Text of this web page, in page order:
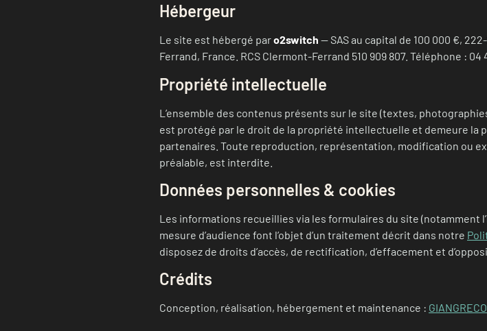
Hébergeur
Le site est hébergé paro2switch — SAS au capital de 100 000 €,
Ferrand, France. RCS Clermont-Ferrand 510 909 807. Téléphone : 04
Propriété intellectuelle
L’ensemble des contenus présents sur le site (textes,
est protégé par le droit de la propriété intellectuelle et demeure la
partenaires. Toute reproduction, représentation, modification ou
préalable, est interdite.
Données personnelles & cookies
Les informations recueillies via les formulaires du site (notamment
mesure d’audience font l’objet d’un traitement décrit dans notre
disposez de droits d’accès, de rectification, d’effacement et
Crédits
Conception, réalisation, hébergement et maintenance : GIANGRECO